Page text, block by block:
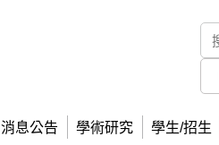
消息公告 學術研究 學生/招生